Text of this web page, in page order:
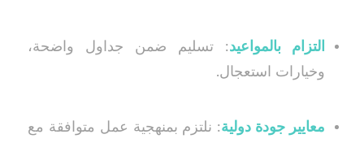
التزام بالمواعيد: تسليم ضمن جداول واضحة،
وخيارات استعجال.
معايير جودة دولية: نلتزم بمنهجية عمل متوافقة مع